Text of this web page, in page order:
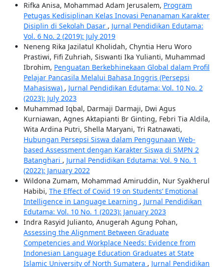
Rifka Anisa, Mohammad Adam Jerusalem, Program
Petugas Kedisiplinan Kelas Inovasi Penanaman Karakter
Disiplin di Sekolah Dasar , Jurnal Pendidikan Edutama:
Vol. 6 No. 2 (2019): July 2019
Neneng Rika Jazilatul Kholidah, Chyntia Heru Woro
Prastiwi, Fifi Zuhriah, Siswanti Ika Yulianti, Muhammad
Ibrohim, Penguatan Berkebhinekaan Global dalam Profil
Pelajar Pancasila Melalui Bahasa Inggris (Persepsi
Mahasiswa) , Jurnal Pendidikan Edutama: Vol. 10 No. 2
(2023): July 2023
Muhammad Iqbal, Darmaji Darmaji, Dwi Agus
Kurniawan, Agnes Aktapianti Br Ginting, Febri Tia Aldila,
Wita Ardina Putri, Shella Maryani, Tri Ratnawati,
Hubungan Persepsi Siswa dalam Penggunaan Web-
based Assessment dengan Karakter Siswa di SMPN 2
Batanghari , Jurnal Pendidikan Edutama: Vol. 9 No. 1
(2022): January 2022
Wildona Zumam, Mohammad Amiruddin, Nur Syakherul
Habibi, The Effect of Covid 19 on Students’ Emotional
Intelligence in Language Learning , Jurnal Pendidikan
Edutama: Vol. 10 No. 1 (2023): January 2023
Indra Rasyid Julianto, Anugerah Agung Pohan,
Assessing the Alignment Between Graduate
Competencies and Workplace Needs: Evidence from
Indonesian Language Education Graduates at State
Islamic University of North Sumatera , Jurnal Pendidikan